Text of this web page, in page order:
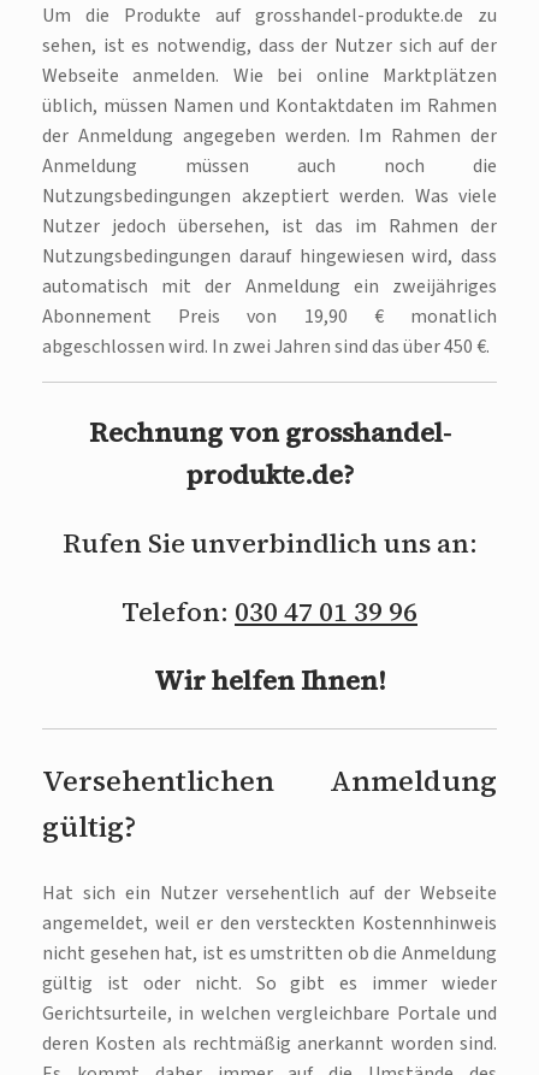
Um die Produkte auf grosshandel-produkte.de zu
sehen, ist es notwendig, dass der Nutzer sich auf der
Webseite anmelden. Wie bei online Marktplätzen
üblich, müssen Namen und Kontaktdaten im Rahmen
der Anmeldung angegeben werden. Im Rahmen der
Anmeldung müssen auch noch die
Nutzungsbedingungen akzeptiert werden. Was viele
Nutzer jedoch übersehen, ist das im Rahmen der
Nutzungsbedingungen darauf hingewiesen wird, dass
automatisch mit der Anmeldung ein zweijähriges
Abonnement Preis von 19,90 € monatlich
abgeschlossen wird. In zwei Jahren sind das über 450 €.
Rechnung von grosshandel-
produkte.de?
Rufen Sie unverbindlich uns an:
Telefon: 030 47 01 39 96
Wir helfen Ihnen!
Versehentlichen Anmeldung
gültig?
Hat sich ein Nutzer versehentlich auf der Webseite
angemeldet, weil er den versteckten Kostennhinweis
nicht gesehen hat, ist es umstritten ob die Anmeldung
gültig ist oder nicht. So gibt es immer wieder
Gerichtsurteile, in welchen vergleichbare Portale und
deren Kosten als rechtmäßig anerkannt worden sind.